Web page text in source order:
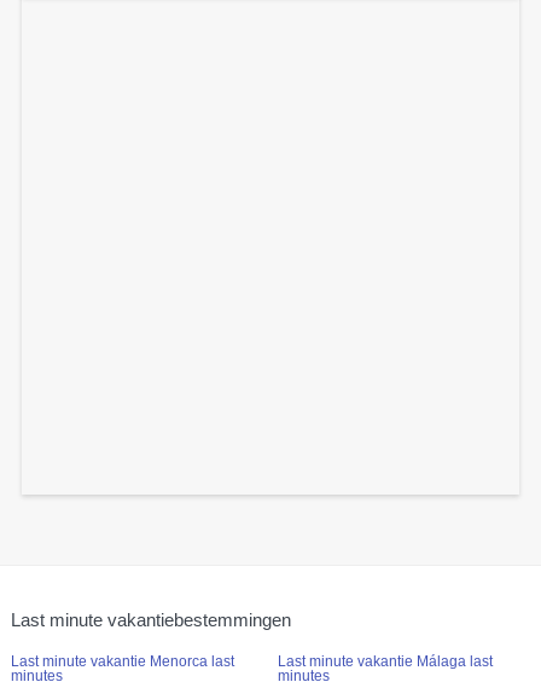
Last minute vakantiebestemmingen
Last minute vakantie Menorca last
minutes
Last minute vakantie Málaga last
minutes